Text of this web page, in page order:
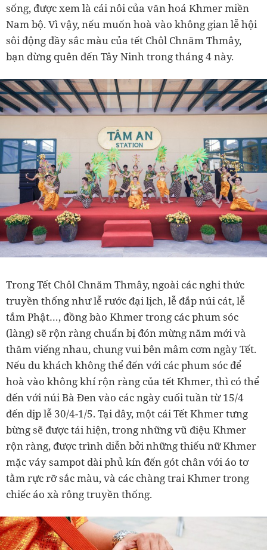
sống, được xem là cái nôi của văn hoá Khmer miền
Nam bộ. Vì vậy, nếu muốn hoà vào không gian lễ hội
sôi động đầy sắc màu của tết Chôl Chnăm Thmây,
bạn đừng quên đến Tây Ninh trong tháng 4 này.
Trong Tết Chôl Chnăm Thmây, ngoài các nghi thức
truyền thống như lễ rước đại lịch, lễ đắp núi cát, lễ
tắm Phật…, đồng bào Khmer trong các phum sóc
(làng) sẽ rộn ràng chuẩn bị đón mừng năm mới và
thăm viếng nhau, chung vui bên mâm cơm ngày Tết.
Nếu du khách không thể đến với các phum sóc để
hoà vào không khí rộn ràng của tết Khmer, thì có thể
đến với núi Bà Đen vào các ngày cuối tuần từ 15/4
đến dịp lễ 30/4-1/5. Tại đây, một cái Tết Khmer tưng
bừng sẽ được tái hiện, trong những vũ điệu Khmer
rộn ràng, được trình diễn bởi những thiếu nữ Khmer
mặc váy sampot dài phủ kín đến gót chân với áo tơ
tằm rực rỡ sắc màu, và các chàng trai Khmer trong
chiếc áo xà rông truyền thống.